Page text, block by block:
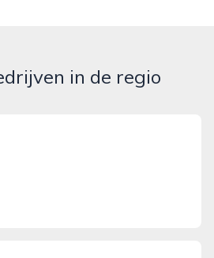
in de regio